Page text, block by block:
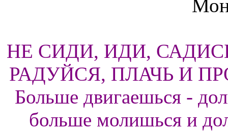
НЕ СИДИ, ИДИ,
РАДУЙСЯ, ПЛАЧЬ И
Больше двигаешься -
больше молишься и